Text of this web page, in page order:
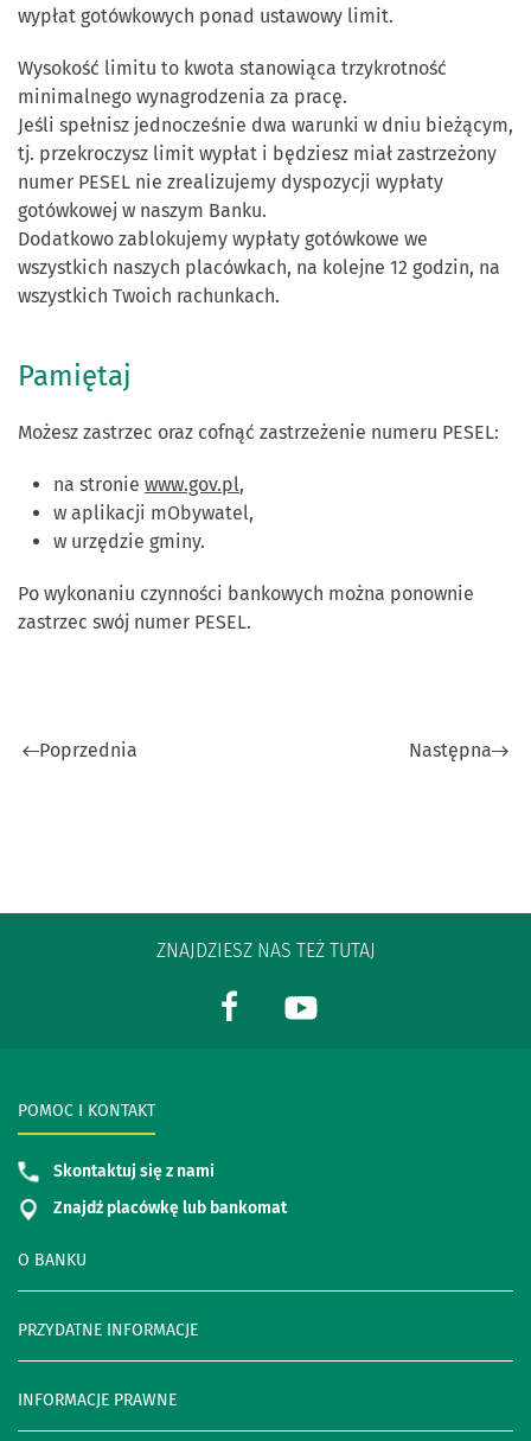
wypłat gotówkowych ponad ustawowy limit.
Wysokość limitu to kwota stanowiąca trzykrotność
minimalnego wynagrodzenia za pracę.
Jeśli spełnisz jednocześnie dwa warunki w dniu bieżącym,
tj. przekroczysz limit wypłat i będziesz miał zastrzeżony
numer PESEL nie zrealizujemy dyspozycji wypłaty
gotówkowej w naszym Banku.
Dodatkowo zablokujemy wypłaty gotówkowe we
wszystkich naszych placówkach, na kolejne 12 godzin, na
wszystkich Twoich rachunkach.
Pamiętaj
Możesz zastrzec oraz cofnąć zastrzeżenie numeru PESEL:
na stronie www.gov.pl,
w aplikacji mObywatel,
w urzędzie gminy.
Po wykonaniu czynności bankowych można ponownie
zastrzec swój numer PESEL.
Poprzednia Następna
ZNAJDZIESZ NAS TEŻ TUTAJ
O BANKU
PRZYDATNE INFORMACJE
INFORMACJE PRAWNE
POMOC I KONTAKT
Skontaktuj się z nami
Znajdź placówkę lub bankomat